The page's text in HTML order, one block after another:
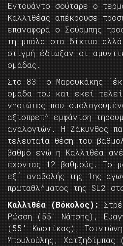
Εντουάντο σούταρε ο
Καλλιθέας απέκρουσε
επαναφορά ο Σούρμπης
τη μπάλα στα δίχτυα
στιγμή έδιωξαν οι
ομάδας.
Στο 83΄ ο Μαρουκάκης
ομάδα του και εκεί
νησιώτες που
αξιοπρεπή εμφάνιση
αναλογιών. Η Ζάκυνθος
τελευταία θέση του
βαθμό ενώ η Καλλιθέα
έχοντας 12 βαθμούς. Το
εξ΄ αναβολής της 1ης
πρωταθλήματος της SL2
Καλλιθέα (Βόκολος):
Ρώσση (55′ Νάτσης),
(55′ Κωστίκας),
Μπουλούλης, Χατζηδίμπας